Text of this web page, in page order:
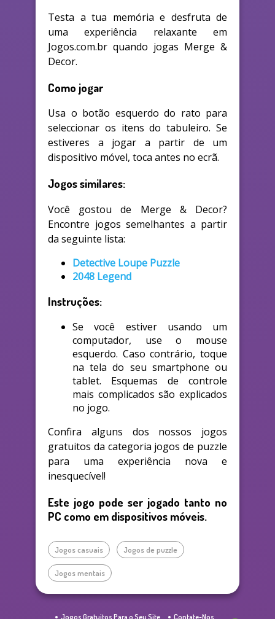
Testa a tua memória e desfruta de
uma experiência relaxante em
Jogos.com.br quando jogas Merge &
Decor.
Como jogar
Usa o botão esquerdo do rato para
seleccionar os itens do tabuleiro. Se
estiveres a jogar a partir de um
dispositivo móvel, toca antes no ecrã.
Jogos similares:
Você gostou de Merge & Decor?
Encontre jogos semelhantes a partir
da seguinte lista:
Detective Loupe Puzzle
2048 Legend
Instruções:
Se você estiver usando um
computador, use o mouse
esquerdo. Caso contrário, toque
na tela do seu smartphone ou
tablet. Esquemas de controle
mais complicados são explicados
no jogo.
Confira alguns dos nossos jogos
gratuitos da categoria jogos de puzzle
para uma experiência nova e
inesquecível!
Este jogo pode ser jogado tanto no
PC como em dispositivos móveis.
Jogos casuais Jogos de puzzle
Jogos mentais
Jogos Gratuitos Para o Seu Site Contate-Nos